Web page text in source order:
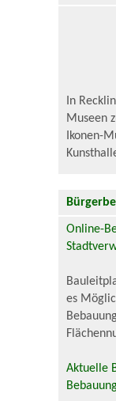
In
Museen
Ikonen-
Online-
es
Aktuelle